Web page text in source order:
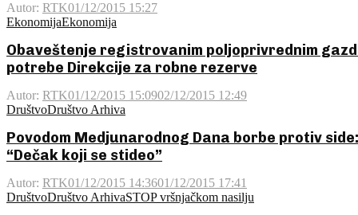
Autor: RTK01/12/2015 15:27
EkonomijaEkonomija
Obaveštenje registrovanim poljoprivrednim
potrebe Direkcije za robne rezerve
Autor: RTK01/12/2015 15:0902/12/2015 12:49
DruštvoDruštvo Arhiva
Povodom Medjunarodnog Dana borbe protiv
“Dečak koji se stideo”
Autor: RTK01/12/2015 14:3601/12/2015 17:41
DruštvoDruštvo ArhivaSTOP vršnjačkom nasilju